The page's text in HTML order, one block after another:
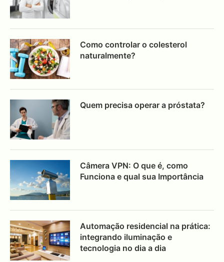
Como controlar o colesterol
naturalmente?
Quem precisa operar a próstata?
Câmera VPN: O que é, como
Funciona e qual sua Importância
Automação residencial na prática:
integrando iluminação e
tecnologia no dia a dia